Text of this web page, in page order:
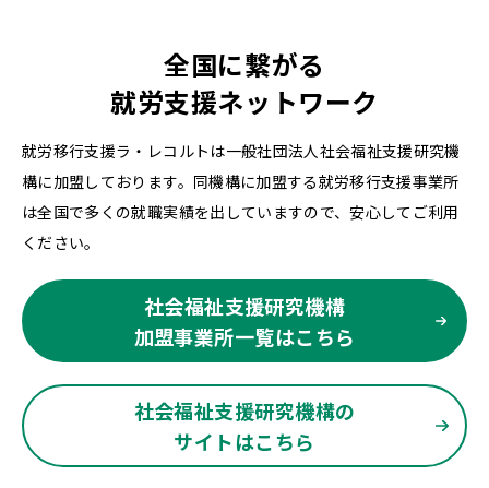
全国に繋がる
就労支援ネットワーク
就労移行支援ラ・レコルトは一般社団法人社会福祉支援研究機
構に加盟しております。同機構に加盟する就労移行支援事業所
は全国で多くの就職実績を出していますので、安心してご利用
ください。
社会福祉支援研究機構
加盟事業所一覧はこちら
社会福祉支援研究機構の
サイトはこちら